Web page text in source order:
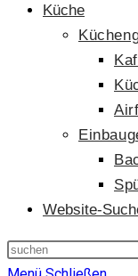
Küche
Website-